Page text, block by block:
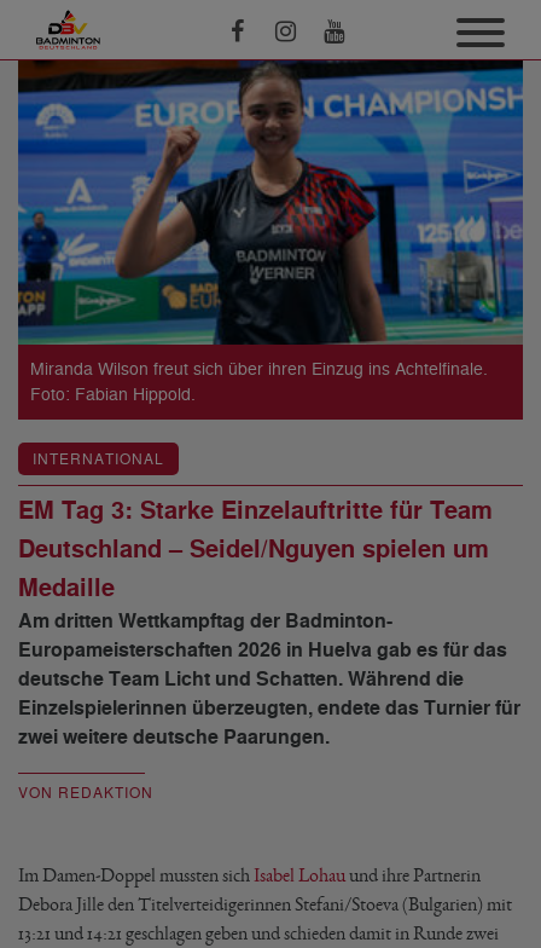
Miranda Wilson freut sich über ihren Einzug ins Achtelfinale.
Foto: Fabian Hippold.
INTERNATIONAL
EM Tag 3: Starke Einzelauftritte für Team
Deutschland – Seidel/Nguyen spielen um
Medaille
Am dritten Wettkampftag der Badminton-
Europameisterschaften 2026 in Huelva gab es für das
deutsche Team Licht und Schatten. Während die
Einzelspielerinnen überzeugten, endete das Turnier für
zwei weitere deutsche Paarungen.
VON REDAKTION
Im Damen-Doppel mussten sich Isabel Lohau und ihre Partnerin
Debora Jille den Titelverteidigerinnen Stefani/Stoeva (Bulgarien) mit
13:21 und 14:21 geschlagen geben und schieden damit in Runde zwei